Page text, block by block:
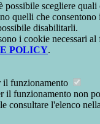
possibile scegliere
quelli che
disabilitarli.
i cookie necessari
POLICY.
il funzionamento
il funzionamento non
consultare l'elenco